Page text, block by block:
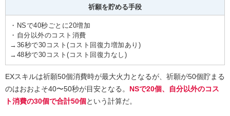
祈願を貯める手段
・NSで40秒ごとに20増加
・自分以外のコスト消費
→36秒で30コスト(コスト回復力増加あり)
→48秒で30コスト(コスト回復力なし)
EXスキルは祈願50個消費時が最大火力となるが、祈願が50個貯まる
のはおおよそ40〜50秒が目安となる。 NSで20個、自分以外のコス
ト消費の30個で合計50個という計算だ。